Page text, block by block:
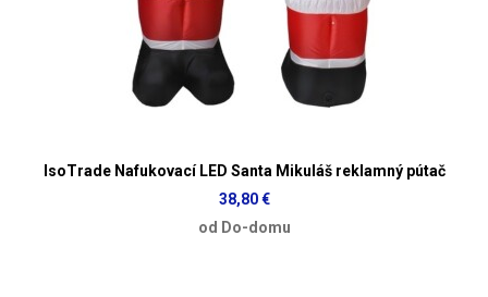
IsoTrade Nafukovací LED Santa Mikuláš reklamný pútač
38,80 €
od Do-domu